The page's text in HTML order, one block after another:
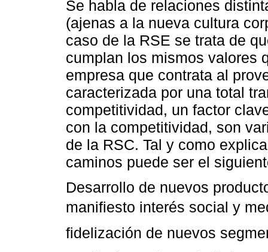
Se habla de relaciones
(ajenas a la nueva cultura
caso de la RSE se trata de
cumplan los mismos valores
empresa que contrata al
caracterizada por una total
competitividad, un factor
con la competitividad, son
de la RSC. Tal y como
caminos puede ser el
Desarrollo de nuevos
manifiesto interés social y
fidelización de nuevos